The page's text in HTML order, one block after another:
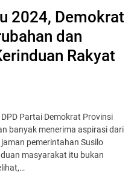
2024, Demokrat
dan
Rakyat
Partai Demokrat Provinsi
banyak menerima aspirasi dari
pemerintahan Susilo
masyarakat itu bukan